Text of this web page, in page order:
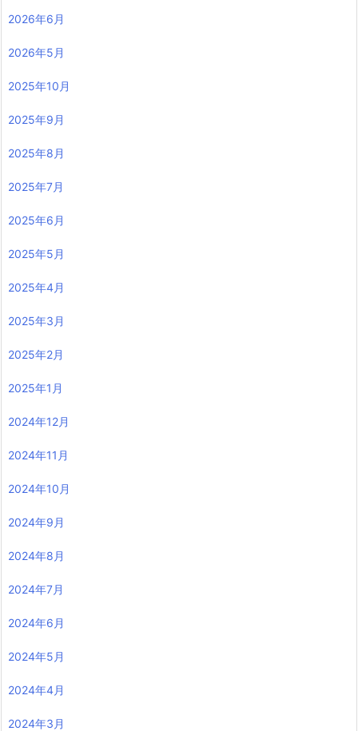
2026年6月
2026年5月
2025年10月
2025年9月
2025年8月
2025年7月
2025年6月
2025年5月
2025年4月
2025年3月
2025年2月
2025年1月
2024年12月
2024年11月
2024年10月
2024年9月
2024年8月
2024年7月
2024年6月
2024年5月
2024年4月
2024年3月